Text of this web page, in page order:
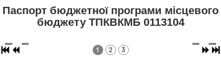
Паспорт бюджетної програми місцевого
бюджету ТПКВКМБ 0113104
1 2 3